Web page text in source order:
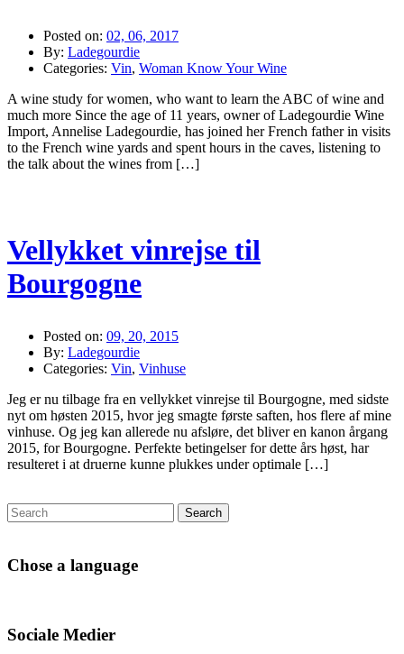
Posted on: 02, 06, 2017
By: Ladegourdie
Categories: Vin, Woman Know Your Wine
A wine study for women, who want to learn the ABC of wine and
much more Since the age of 11 years, owner of Ladegourdie Wine
Import, Annelise Ladegourdie, has joined her French father in visits
to the French wine yards and spent hours in the caves, listening to
the talk about the wines from […]
Vellykket vinrejse til
Bourgogne
Posted on: 09, 20, 2015
By: Ladegourdie
Categories: Vin, Vinhuse
Jeg er nu tilbage fra en vellykket vinrejse til Bourgogne, med sidste
nyt om høsten 2015, hvor jeg smagte første saften, hos flere af mine
vinhuse. Og jeg kan allerede nu afsløre, det bliver en kanon årgang
2015, for Bourgogne. Perfekte betingelser for dette års høst, har
resulteret i at druerne kunne plukkes under optimale […]
Chose a language
Sociale Medier